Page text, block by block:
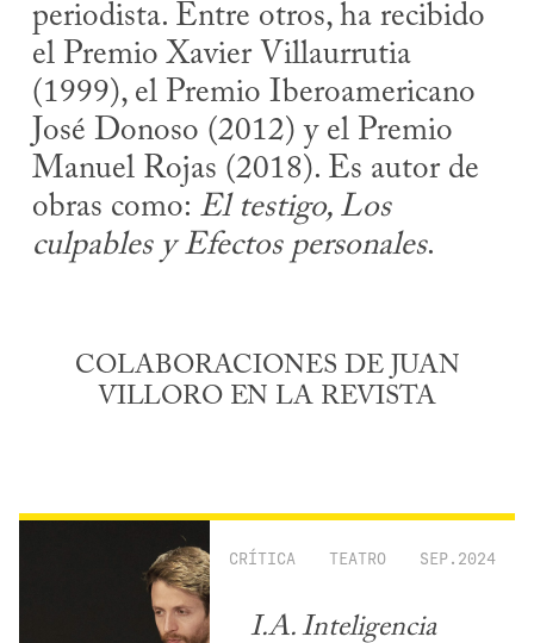
periodista. Entre otros, ha recibido
el Premio Xavier Villaurrutia
(1999), el Premio Iberoamericano
José Donoso (2012) y el Premio
Manuel Rojas (2018). Es autor de
obras como: El testigo, Los
culpables y Efectos personales.
COLABORACIONES DE JUAN
VILLORO EN LA REVISTA
CRÍTICA TEATRO SEP.2024
I.A. Inteligencia